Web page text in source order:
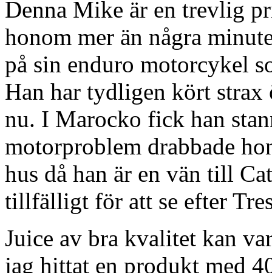
Denna Mike är en trevlig
honom mer än några
på sin enduro motorcykel
Han har tydligen kört
nu. I Marocko fick han
motorproblem drabbade
hus då han är en vän till
tillfälligt för att se efter
Juice av bra kvalitet kan
jag hittat en produkt med